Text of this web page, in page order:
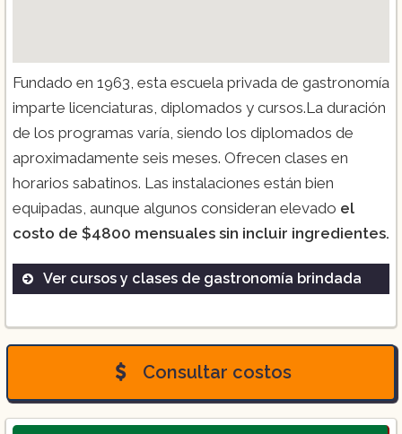
Fundado en 1963, esta escuela privada de gastronomía
imparte licenciaturas, diplomados y cursos.La duración
de los programas varía, siendo los diplomados de
aproximadamente seis meses. Ofrecen clases en
horarios sabatinos. Las instalaciones están bien
equipadas, aunque algunos consideran elevado el
costo de $4800 mensuales sin incluir ingredientes.
Ver cursos y clases de gastronomía brindada
Carrera de Pastelería y Panadería
Curso de Antojitos Mexicanos
Consultar costos